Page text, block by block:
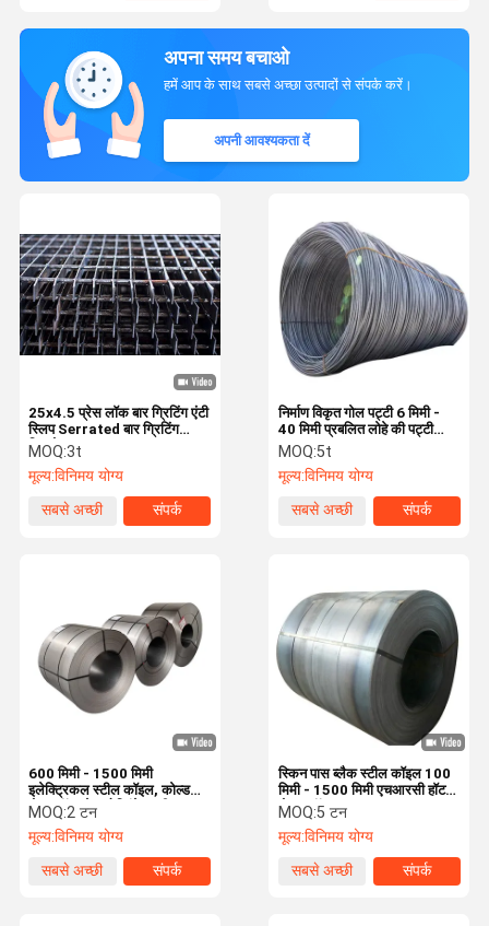
अपना समय बचाओ
हमें आप के साथ सबसे अच्छा उत्पादों से संपर्क करें।
अपनी आवश्यकता दें
निर्माण विकृत गोल पट्टी 6 मिमी -
40 मिमी प्रबलित लोहे की पट्टी
HRB400 HRB500
MOQ:5t
मूल्य:विनिमय योग्य
सबसे अच्छी
संपर्क
25x4.5 प्रेस लॉक बार ग्रिटिंग एंटी
स्लिप Serrated बार ग्रिटिंग
विस्फोट सबूत
MOQ:3t
मूल्य:विनिमय योग्य
सबसे अच्छी
संपर्क
स्किन पास ब्लैक स्टील कॉइल 100
मिमी - 1500 मिमी एचआरसी हॉट
रोल्ड कॉइल A36 A283 A387
Q235 Q345 S235jr
MOQ:5 टन
मूल्य:विनिमय योग्य
सबसे अच्छी
संपर्क
600 मिमी - 1500 मिमी
इलेक्ट्रिकल स्टील कॉइल, कोल्ड
रोल्ड नॉन ग्रेन ओरिएंटेड स्टील
MOQ:2 टन
मूल्य:विनिमय योग्य
सबसे अच्छी
संपर्क